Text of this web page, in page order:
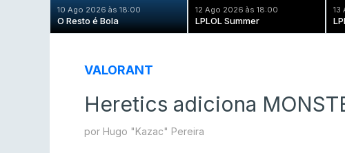
10 Ago 2026 às 18:00
O Resto é Bola
12 Ago 2026 às 18:00
LPLOL Summer
13
VALORANT
Heretics adiciona
por Hugo "Kazac" Pereira